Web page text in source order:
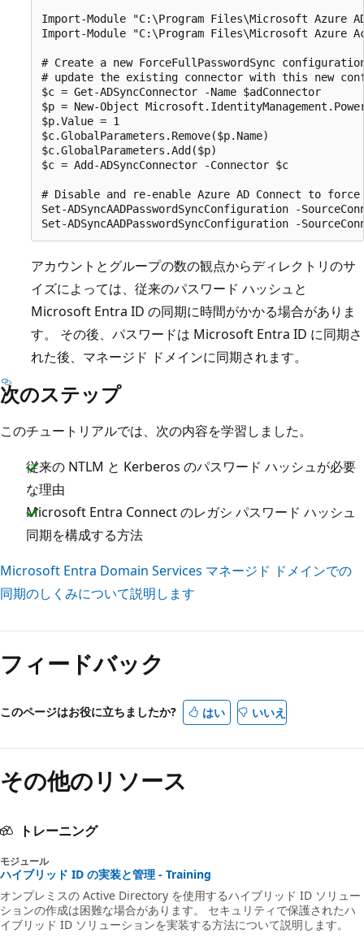
Import-Module "C:\Program Files\Microsoft Azure AD
Import-Module "C:\Program Files\Microsoft Azure
# Create a new ForceFullPasswordSync
# update the existing connector with this new
$c = Get-ADSyncConnector -Name $adConnector
$p = New-Object
$p.Value = 1
$c.GlobalParameters.Remove($p.Name)
$c.GlobalParameters.Add($p)
$c = Add-ADSyncConnector -Connector $c
# Disable and re-enable Azure AD Connect to
Set-ADSyncAADPasswordSyncConfiguration -
アカウントとグループの数の観点からディレクトリのサ
イズによっては、従来のパスワード ハッシュと
Microsoft Entra ID の同期に時間がかかる場合がありま
す。 その後、パスワードは Microsoft Entra ID に同期さ
れた後、マネージド ドメインに同期されます。
次のステップ
このチュートリアルでは、次の内容を学習しました。
従来の NTLM と Kerberos のパスワード ハッシュが必要
な理由
Microsoft Entra Connect のレガシ パスワード ハッシュ
同期を構成する方法
Microsoft Entra Domain Services マネージド ドメインでの
同期のしくみについて説明します
フィードバック
このページはお役に立ちましたか? はい いいえ
その他のリソース
トレーニング
モジュール
ハイブリッド ID の実装と管理 - Training
オンプレミスの Active Directory を使用するハイブリッド ID ソリュー
ションの作成は困難な場合があります。 セキュリティで保護されたハ
イブリッド ID ソリューションを実装する方法について説明します。